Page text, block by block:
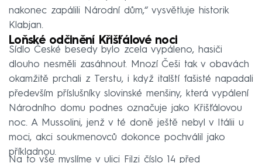
nakonec zapálili Národní dům,“ vysvětluje historik
Klabjan.
Loňské odčinění Křišťálové noci
Sídlo České besedy bylo zcela vypáleno, hasiči
dlouho nesměli zasáhnout. Mnozí Češi tak v obavách
okamžitě prchali z Terstu, i když italští fašisté napadali
především příslušníky slovinské menšiny, která vypálení
Národního domu podnes označuje jako Křišťálovou
noc. A Mussolini, jenž v té doně ještě nebyl v Itálii u
moci, akci soukmenovců dokonce pochválil jako
příkladnou.
Na to vše myslíme v ulici Filzi číslo 14 před